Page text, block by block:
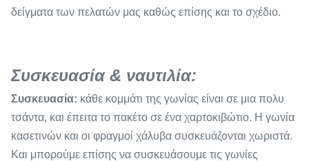
δείγματα των πελατών μας καθώς επίσης και το σχέδιο.
Συσκευασία & ναυτιλία:
Συσκευασία: κάθε κομμάτι της γωνίας είναι σε μια πολυ
τσάντα, και έπειτα το πακέτο σε ένα χαρτοκιβώτιο. Η γωνία
κασετινών και οι φραγμοί χάλυβα συσκευάζονται χωριστά.
Και μπορούμε επίσης να συσκευάσουμε τις γωνίες